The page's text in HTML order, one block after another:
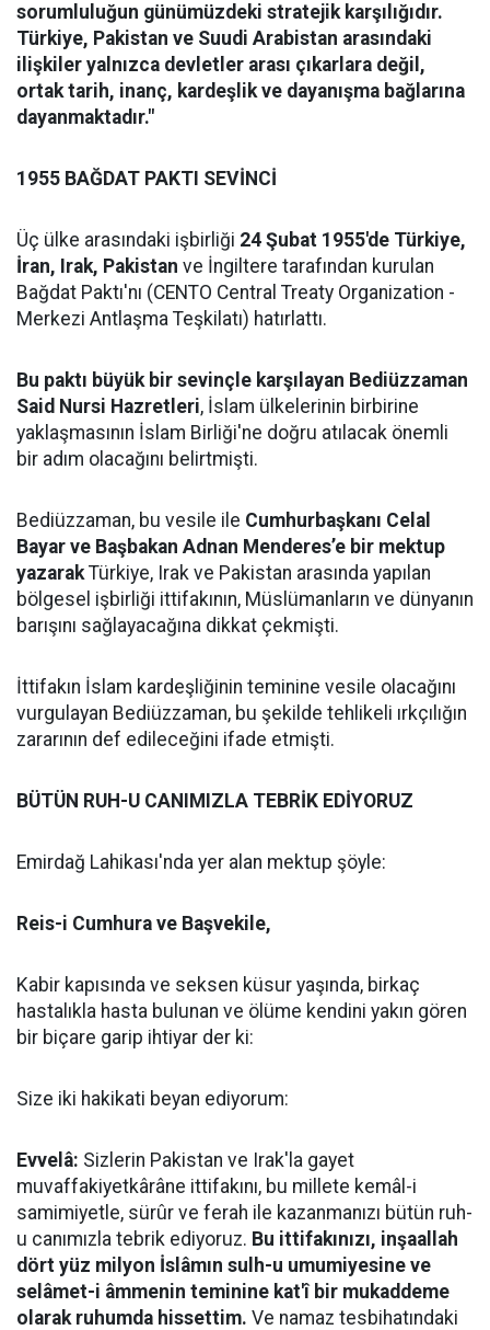
sorumluluğun günümüzdeki stratejik karşılığıdır.
Türkiye, Pakistan ve Suudi Arabistan arasındaki
ilişkiler yalnızca devletler arası çıkarlara değil,
ortak tarih, inanç, kardeşlik ve dayanışma bağlarına
dayanmaktadır."
1955 BAĞDAT PAKTI SEVİNCİ
Üç ülke arasındaki işbirliği 24 Şubat 1955'de Türkiye,
İran, Irak, Pakistan ve İngiltere tarafından kurulan
Bağdat Paktı'nı (CENTO Central Treaty Organization -
Merkezi Antlaşma Teşkilatı) hatırlattı.
Bu paktı büyük bir sevinçle karşılayan Bediüzzaman
Said Nursi Hazretleri, İslam ülkelerinin birbirine
yaklaşmasının İslam Birliği'ne doğru atılacak önemli
bir adım olacağını belirtmişti.
Bediüzzaman, bu vesile ile Cumhurbaşkanı Celal
Bayar ve Başbakan Adnan Menderes’e bir mektup
yazarakTürkiye, Irak ve Pakistan arasında yapılan
bölgesel işbirliği ittifakının, Müslümanların ve dünyanın
barışını sağlayacağına dikkat çekmişti.
İttifakın İslam kardeşliğinin teminine vesile olacağını
vurgulayan Bediüzzaman, bu şekilde tehlikeli ırkçılığın
zararının def edileceğini ifade etmişti.
BÜTÜN RUH-U CANIMIZLA TEBRİK EDİYORUZ
Emirdağ Lahikası'nda yer alan mektup şöyle:
Reis-i Cumhura ve Başvekile,
Kabir kapısında ve seksen küsur yaşında, birkaç
hastalıkla hasta bulunan ve ölüme kendini yakın gören
bir biçare garip ihtiyar der ki:
Size iki hakikati beyan ediyorum:
Evvelâ: Sizlerin Pakistan ve Irak'la gayet
muvaffakiyetkârâne ittifakını, bu millete kemâl-i
samimiyetle, sürûr ve ferah ile kazanmanızı bütün ruh-
u canımızla tebrik ediyoruz. Bu ittifakınızı, inşaallah
dört yüz milyon İslâmın sulh-u umumiyesine ve
selâmet-i âmmenin teminine kat'î bir mukaddeme
olarak ruhumda hissettim. Ve namaz tesbihatındaki